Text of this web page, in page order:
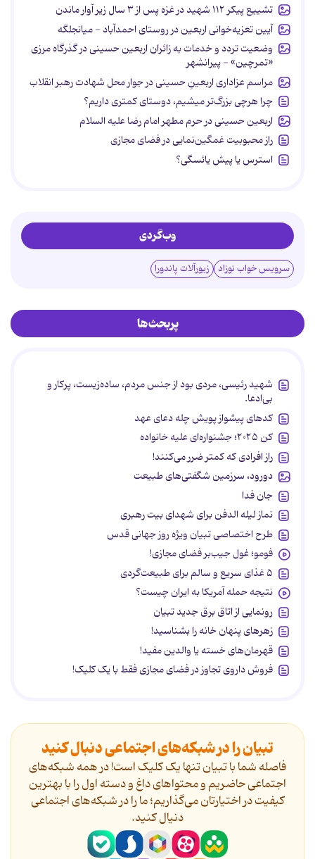
تشییع پیکر ۱۱۲ شهید در غزه پس از ۳ سال زیر آوار ماندن
آیین تعزیه‌خوانی اربعین در روستای احمدآباد - میانجلگه
وضعیت تردد و خدمات به زائران اربعین حسینی در گذرگاه مرزی
«تمرچین» - پیرانشهر
مراسم عزاداری اربعینِ حسینی در جوار محل شهادت رهبر انقلاب
چرا هرچی بزرگ‌تر میشیم، دوستای کمتری داریم؟
اربعین حسینی در حرم مطهر امام رضا علیه السلام
راز محبوبیت غمگین‌نمایی در فضای مجازی
استرس یا پیش یائسگی؟
وب‌گردی
سرویس خواب نوزاد زیورآلات پاندورا
پربحث‌ها
شهید رئیسی، مردی بود از جنس مردم، ساده‌زیست، پرکار و
بی‌ادعا.
کدهای پیشواز پویش چله دعای عهد
کن ۲۰۲۵؛ جشنواره‌ای علیه خانواده
راز افرادی که کمتر ضرر می‌کنند!
دورود، سرزمین شگفتی‌های طبیعت
جان فدا
نماز لیله الدفن برای شهدای بیت رهبری
طرح اختصاصی تبیان ویژه روز جهانی قدس
فومو؛ غول جیب‌بر فضای مجازی!
۵ غذای سریع و سالم برای طبیعت‌گردی
نتیجه حمله آمریکا به ایران چیست؟
رونمایی از اتاق برق جدید تبیان
زهرهای پنهان خانه را بشناسید!
قهرمان‌های خسته یا والدین مفید!
فروش داروی تجاوز در فضای مجازی فقط با یک کلیک!
تبیان را در شبکه‌های اجتماعی دنبال کنید
فاصله شما با تبیان تنها یک کلیک است! در همه شبکه‌های
اجتماعی حاضریم و محتواهای داغ و دسته اول را با بهترین
کیفیت در اختیارتان می‌گذاریم؛ ما را در شبکه‌های اجتماعی
دنیال کنید.